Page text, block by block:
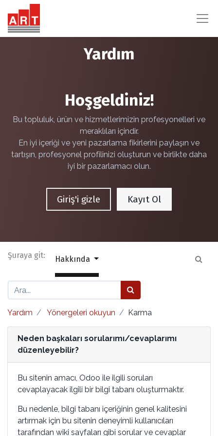
Yardım
Hoşgeldiniz!
Bu topluluk, ürün ve hizmetlerimizin profesyonelleri ve
meraklıları içindir.
En iyi içeriği ve yeni pazarlama fikirlerini paylaşın ve
tartışın, profesyonel profilinizi oluşturun ve birlikte daha
iyi bir pazarlamacı olun.
Giriş'i gizle Kayıt Ol
Şuraya git: Hakkında
Yardım Yönergeleri okuyun Karma
Neden başkaları sorularımı/cevaplarımı
düzenleyebilir?
Bu sitenin amacı, Odoo ile ilgili soruları
cevaplayacak ilgili bir bilgi tabanı oluşturmaktır.
Bu nedenle, bilgi tabanı içeriğinin genel kalitesini
artırmak için bu sitenin deneyimli kullanıcıları
tarafından wiki sayfaları gibi sorular ve cevaplar